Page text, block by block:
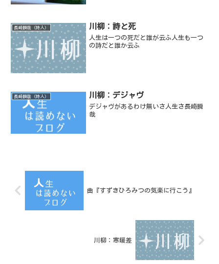
長崎瞬哉（詩人） 川柳：詩と死
人生は一つの死だと誰が云ふ人生も一つ
の詩だと誰か云ふ
長崎瞬哉（詩人） 川柳：デジャヴ
デジャヴがあるわけ無いさ人生さ長崎瞬
哉
曲『すずきひろみつの気楽に行こう』
川柳：寒暖差